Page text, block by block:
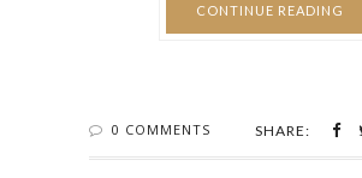
CONTINUE READING
0 COMMENTS SHARE: